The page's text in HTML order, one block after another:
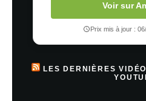
Voir sur
Prix mis à jour :
LES DERNIÈRES